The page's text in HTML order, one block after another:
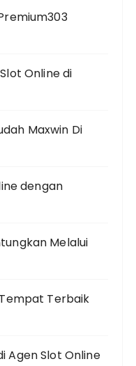
Online di
Maxwin Di
dengan
Melalui
Terbaik
Agen Slot Online